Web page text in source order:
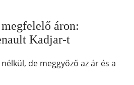
áron:
Kadjar-t
de meggyőző az ár és a